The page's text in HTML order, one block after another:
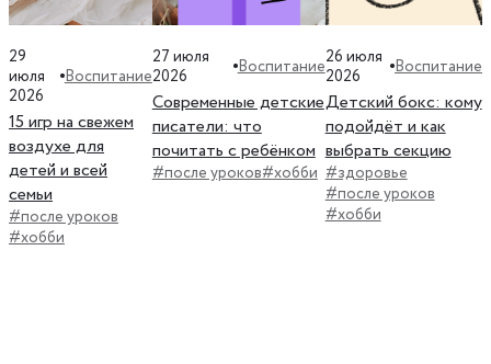
29
июля
2026
Воспитание
15 игр на свежем
воздухе для
детей и всей
семьи
#после уроков
#хобби
27 июля
2026
Воспитание
Современные детские
писатели: что
почитать с ребёнком
#после уроков#хобби
26 июля
2026
Воспитание
Детский бокс: кому
подойдёт и как
выбрать секцию
#здоровье
#после уроков
#хобби